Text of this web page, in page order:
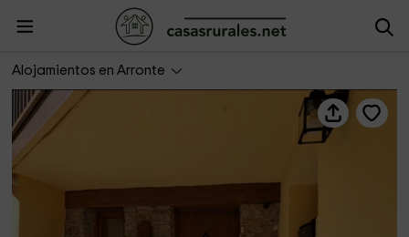
Alojamientos en Arronte